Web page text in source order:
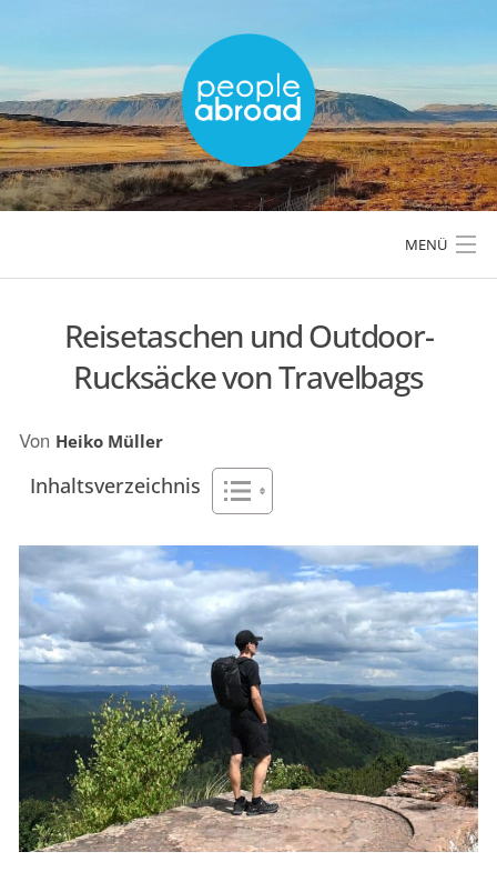
content
MENÜ
LÄNDER & REGIONEN
AKTIVREISEN & OUTDOOR
MENSCHEN & STORIES
ÜBER PEOPLE ABROAD
Reisetaschen und Outdoor-
Rucksäcke von Travelbags
Von Heiko Müller
Inhaltsverzeichnis